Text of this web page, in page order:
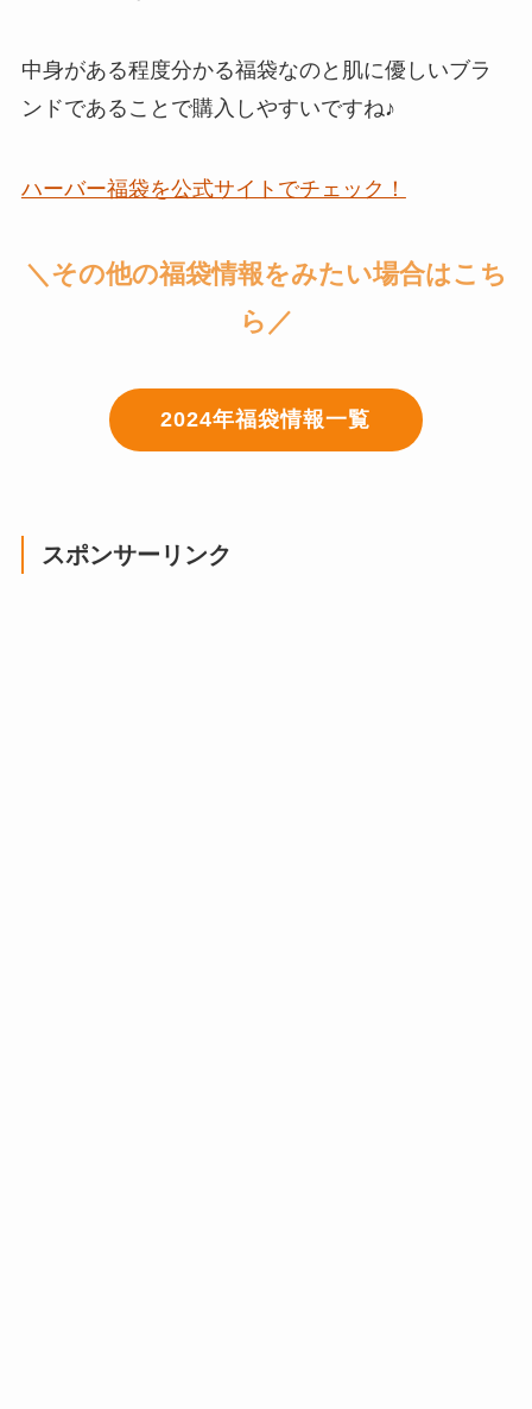
中身がある程度分かる福袋なのと肌に優しいブラ
ンドであることで購入しやすいですね♪
ハーバー福袋を公式サイトでチェック！
＼その他の福袋情報をみたい場合はこち
ら／
2024年福袋情報一覧
スポンサーリンク